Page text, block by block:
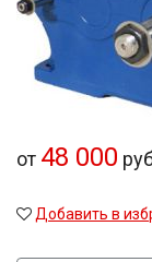
от 48 000
Добавить в